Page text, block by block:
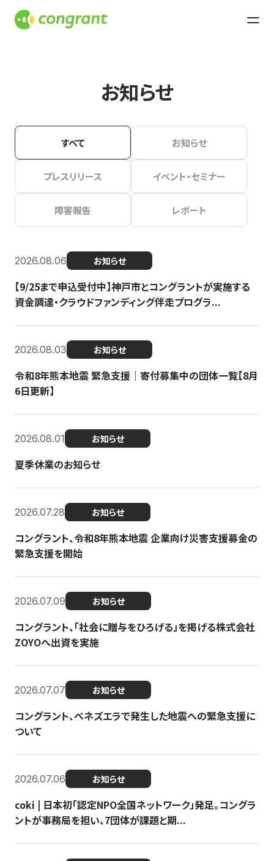
お知らせ
すべて お知らせ
プレスリリース イベント・セミナー
障害報告 レポート
2026.08.06 お知らせ
【9/25まで申込受付中】神戸市とコングラントが実施する
資金調達・クラウドファンディング伴走プログラ...
2026.08.03 お知らせ
令和8年熊本地震 緊急支援｜寄付募集中の団体一覧【8月
6日更新】
2026.08.01 お知らせ
夏季休業のお知らせ
2026.07.28 お知らせ
コングラント、令和8年熊本地震 企業向け災害支援募金の
緊急支援を開始
2026.07.09 お知らせ
コングラント、「社会に贈与をひろげる」を掲げる株式会社
ZOYOへ出資を実施
2026.07.07 お知らせ
コングラント、ベネズエラで発生した地震への緊急支援に
ついて
2026.07.06 お知らせ
coki | 日本初「認定NPO全国ネットワーク」発足。コングラ
ントが事務局を担い、7団体が課題と期...